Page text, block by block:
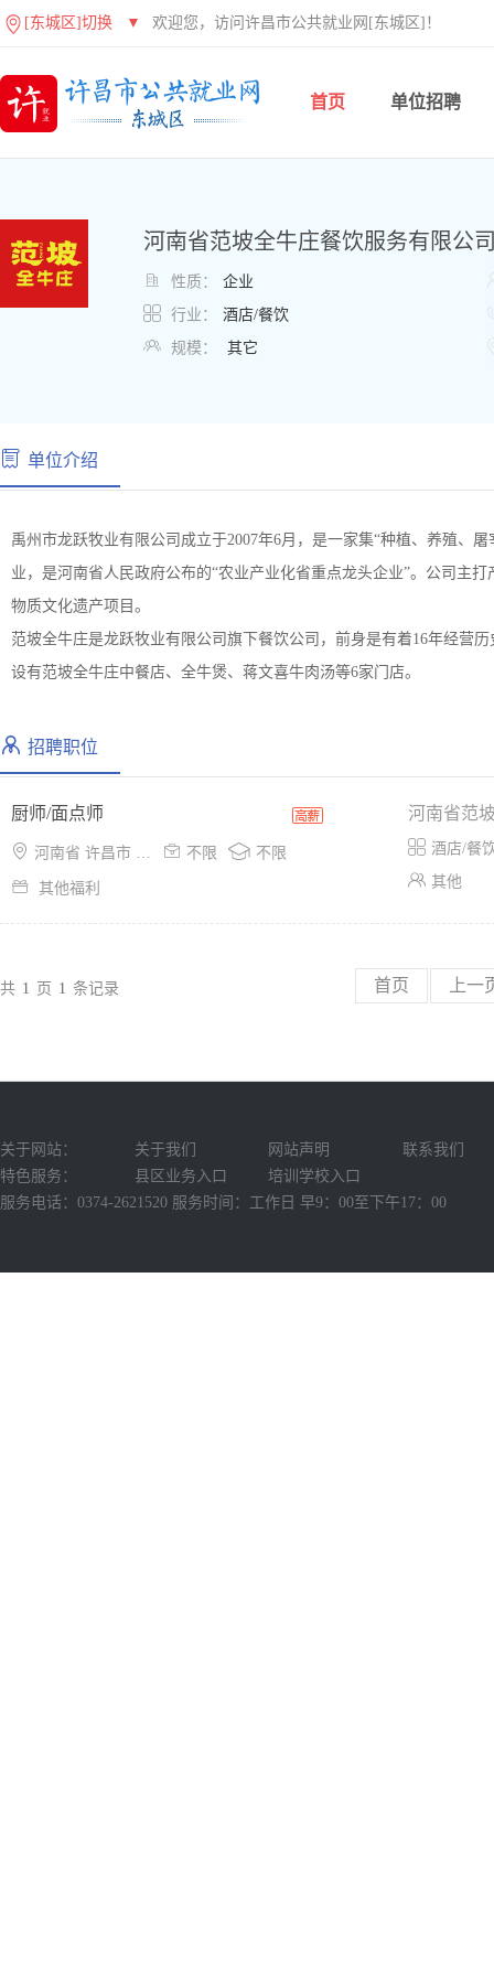
[东城区]切换 ▼ 欢迎您，访问许昌市公共就业网[东城区]！
首页 单位招聘
河南省范坡全牛庄餐饮服务有限公
 性质： 企业
 行业： 酒店/餐饮
 规模： 其它
单位介绍
禹州市龙跃牧业有限公司成立于2007年6月，是一家集“种植、养殖、
业，是河南省人民政府公布的“农业产业化省重点龙头企业”。公司主
物质文化遗产项目。
范坡全牛庄是龙跃牧业有限公司旗下餐饮公司，前身是有着16年经营
设有范坡全牛庄中餐店、全牛煲、蒋文喜牛肉汤等6家门店。
招聘职位
厨师/面点师
 河南省 许昌市 禹州市  不限  不限
 其他福利
河南省范
 酒店/餐
 其他
共 1 页 1 条记录 首页 上一
关于网站： 关于我们 网站声明
联系我们
特色服务：
县区业务入口
培训学校入口
服务电话：0374-2621520 服务时间：工作日 早9：00至下午17：00